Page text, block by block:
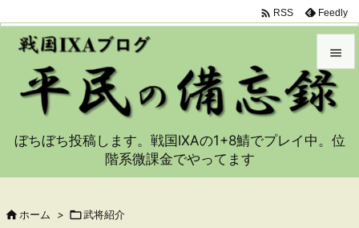


メニュ
サイド
 RSS Feedly
ぼちぼち投稿します。戦国IXAの1+8鯖でプレイ中。位
階系微課金でやってます
 ホーム > 武将紹介